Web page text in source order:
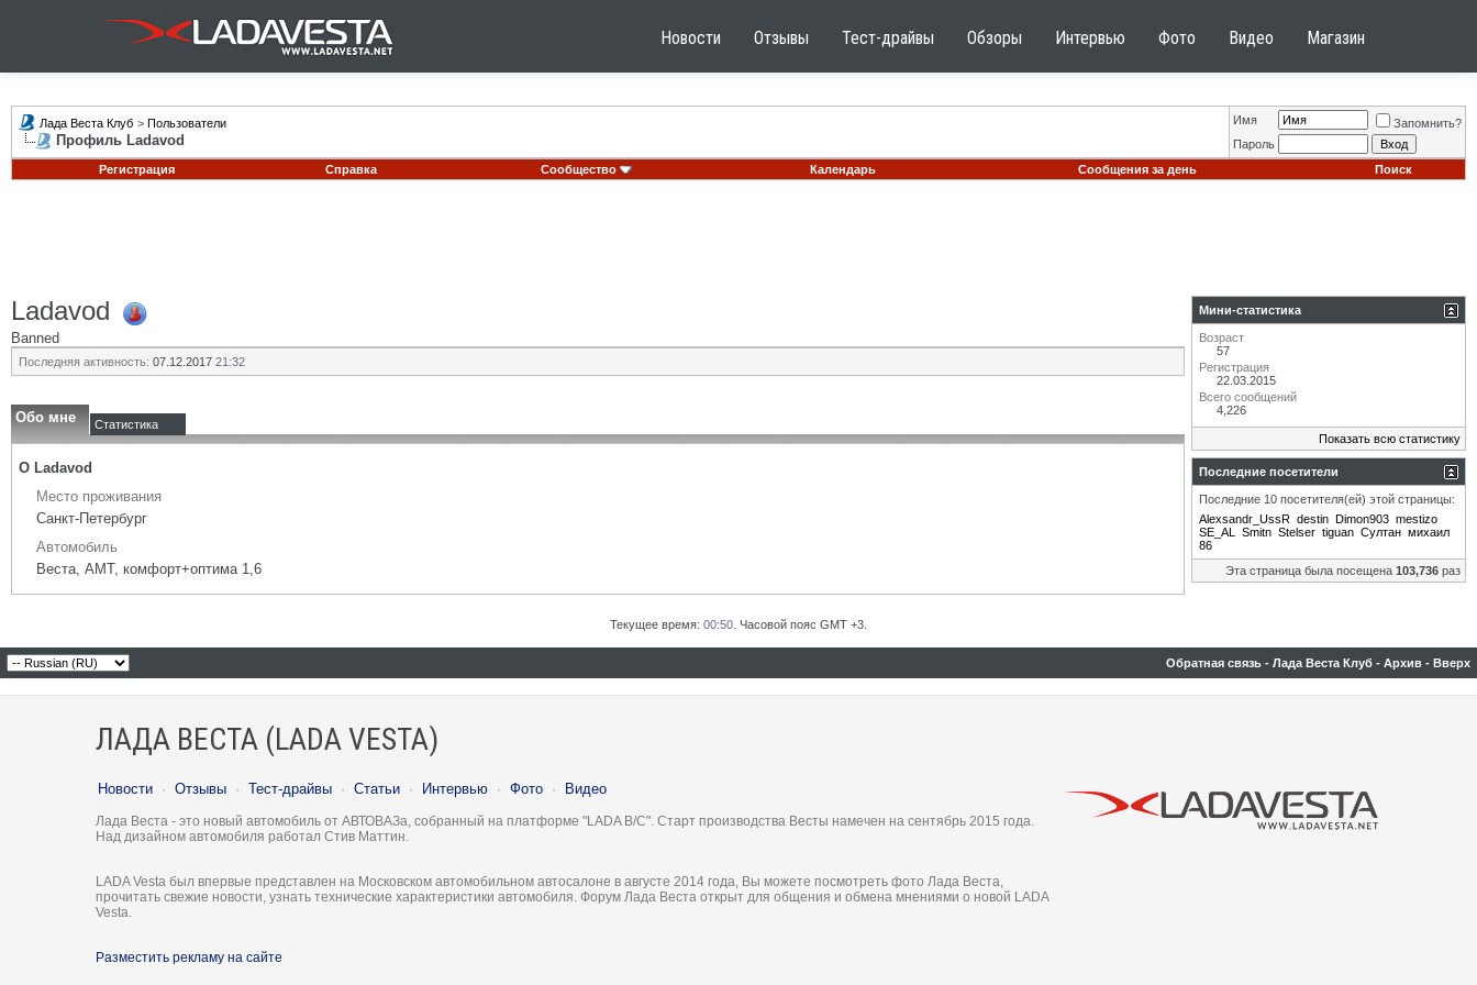
Новости Отзывы Тест-драйвы Обзоры Интервью Фото Видео Магазин
Лада Веста Клуб > Пользователи
Профиль Ladavod
Имя
Запомнить?
Пароль
Регистрация
Справка Сообщество Календарь Сообщения за день Поиск
Ladavod
Banned
Последняя активность: 07.12.2017 21:32
Обо мне Статистика
О Ladavod
Место проживания
Санкт-Петербург
Автомобиль
Веста, АМТ, комфорт+оптима 1,6
Мини-статистика
Возраст
57
Регистрация
22.03.2015
Всего сообщений
4,226
Показать всю статистику
Последние посетители
Последние 10 посетителя(ей) этой страницы:
Alexsandr_UssR destin Dimon903 mestizo
SE_AL
Smitn Stelser tiguan Султан михаил
86
Эта страница была посещена 103,736 раз
Текущее время: 00:50 . Часовой пояс GMT +3.
Обратная связь - Лада Веста Клуб - Архив - Вверх
ЛАДА ВЕСТА (LADA VESTA)
Новости · Отзывы · Тест-драйвы · Статьи · Интервью · Фото · Видео
Лада Веста - это новый автомобиль от АВТОВАЗа, собранный на платформе "LADA B/C". Старт производства Весты намечен на сентябрь 2015 года.
Над дизайном автомобиля работал Стив Маттин.
LADA Vesta был впервые представлен на Московском автомобильном автосалоне в августе 2014 года, Вы можете посмотреть фото Лада Веста,
прочитать свежие новости, узнать технические характеристики автомобиля. Форум Лада Веста открыт для общения и обмена мнениями о новой LADA
Vesta.
Разместить рекламу на сайте